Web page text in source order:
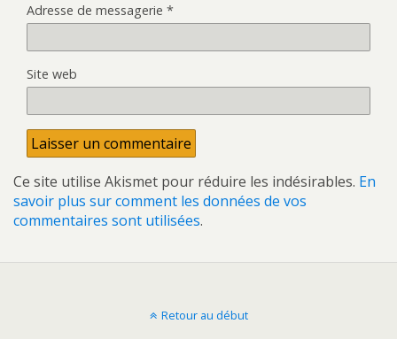
Adresse de messagerie *
Site web
Ce site utilise Akismet pour réduire les indésirables. En
savoir plus sur comment les données de vos
commentaires sont utilisées.
Retour au début